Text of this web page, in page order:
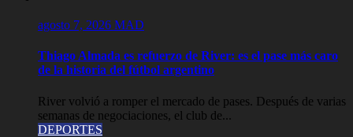
agosto 7, 2026 MAD
Thiago Almada es refuerzo de River: es el pase más caro
de la historia del fútbol argentino
River volvió a romper el mercado de pases. Después de varias
semanas de negociaciones, el club de...
DEPORTES